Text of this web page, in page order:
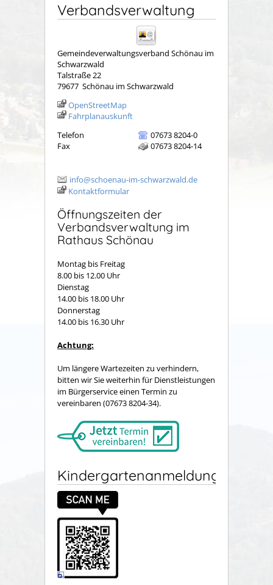
Verbandsverwaltung
Gemeindeverwaltungsverband Schönau im
Schwarzwald
Talstraße 22
79677 Schönau im Schwarzwald
OpenStreetMap
Fahrplanauskunft
Telefon
07673 8204-0
Fax
07673 8204-14
info@schoenau-im-schwarzwald.de
Kontaktformular
Öffnungszeiten der
Verbandsverwaltung im
Rathaus Schönau
Montag bis Freitag
8.00 bis 12.00 Uhr
Dienstag
14.00 bis 18.00 Uhr
Donnerstag
14.00 bis 16.30 Uhr
Achtung:
Um längere Wartezeiten zu verhindern,
bitten wir Sie weiterhin für Dienstleistungen
im Bürgerservice einen Termin zu
vereinbaren (07673 8204-34).
Kindergartenanmeldung